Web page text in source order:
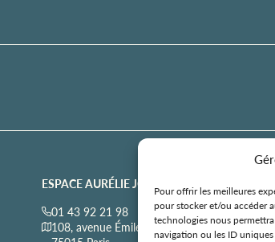
Pour offrir les meilleures
pour stocker et/ou accéder
technologies nous
navigation ou les ID
ESPACE AURÉLIE JOUSSET
01 43 92 21 98
108, avenue Émile Zola